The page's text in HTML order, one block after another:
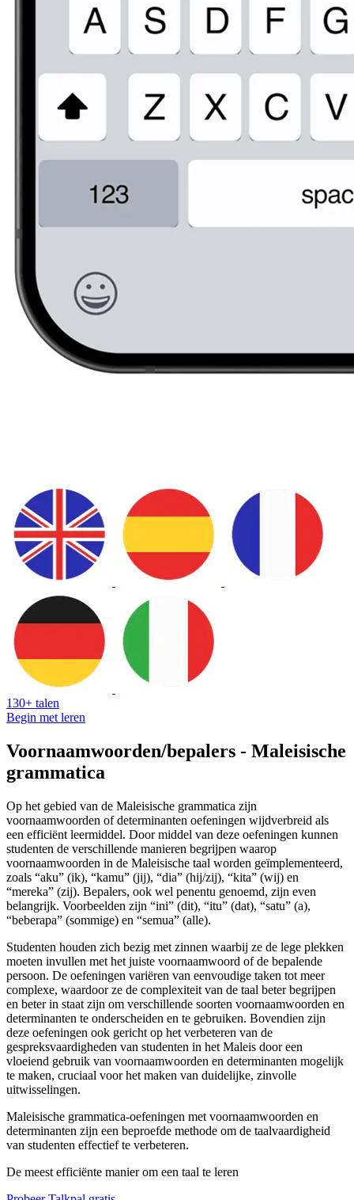
130+ talen
Begin met leren
Voornaamwoorden/bepalers - Maleisische
grammatica
Op het gebied van de Maleisische grammatica zijn
voornaamwoorden of determinanten oefeningen wijdverbreid als
een efficiënt leermiddel. Door middel van deze oefeningen kunnen
studenten de verschillende manieren begrijpen waarop
voornaamwoorden in de Maleisische taal worden geïmplementeerd,
zoals “aku” (ik), “kamu” (jij), “dia” (hij/zij), “kita” (wij) en
“mereka” (zij). Bepalers, ook wel penentu genoemd, zijn even
belangrijk. Voorbeelden zijn “ini” (dit), “itu” (dat), “satu” (a),
“beberapa” (sommige) en “semua” (alle).
Studenten houden zich bezig met zinnen waarbij ze de lege plekken
moeten invullen met het juiste voornaamwoord of de bepalende
persoon. De oefeningen variëren van eenvoudige taken tot meer
complexe, waardoor ze de complexiteit van de taal beter begrijpen
en beter in staat zijn om verschillende soorten voornaamwoorden en
determinanten te onderscheiden en te gebruiken. Bovendien zijn
deze oefeningen ook gericht op het verbeteren van de
gespreksvaardigheden van studenten in het Maleis door een
vloeiend gebruik van voornaamwoorden en determinanten mogelijk
te maken, cruciaal voor het maken van duidelijke, zinvolle
uitwisselingen.
Maleisische grammatica-oefeningen met voornaamwoorden en
determinanten zijn een beproefde methode om de taalvaardigheid
van studenten effectief te verbeteren.
De meest efficiënte manier om een taal te leren